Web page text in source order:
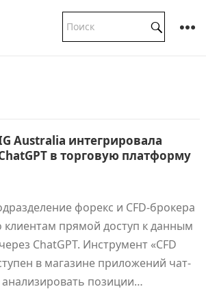
Australia интегрировала
в торговую платформу
форекс и CFD-брокера
клиентам прямой доступ к данным
ChatGPT. Инструмент «CFD
в магазине приложений чат-
анализировать позиции…